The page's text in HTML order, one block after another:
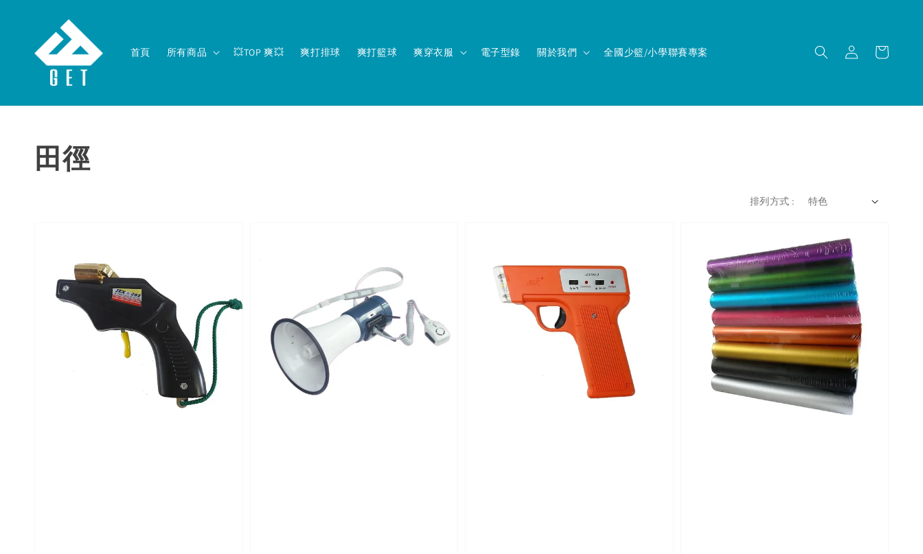
首頁 所有商品 💥TOP 爽💥 爽打排球 爽打籃球 爽穿衣服 電子型錄 關於我們 全國少籃/小學聯賽專案
田徑
排列方式 :